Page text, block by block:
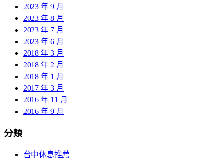
2023 年 9 月
2023 年 8 月
2023 年 7 月
2023 年 6 月
2018 年 3 月
2018 年 2 月
2018 年 1 月
2017 年 3 月
2016 年 11 月
2016 年 9 月
分類
台中休息推薦